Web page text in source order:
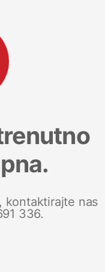
kontaktirajte nas
336.